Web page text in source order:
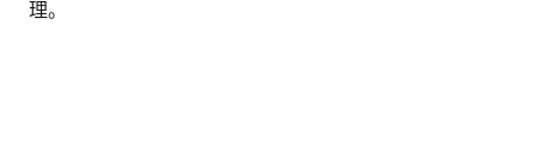
理。